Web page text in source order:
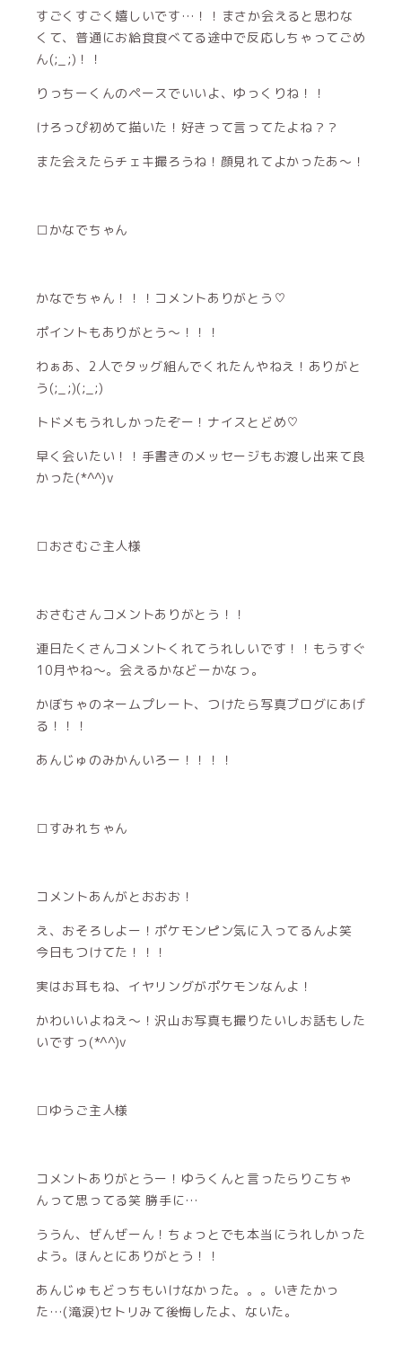
すごくすごく嬉しいです…！！まさか会えると思わな
くて、普通にお給食食べてる途中で反応しちゃってごめ
ん(;_;)！！
りっちーくんのペースでいいよ、ゆっくりね！！
けろっぴ初めて描いた！好きって言ってたよね？？
また会えたらチェキ撮ろうね！顔見れてよかったあ～！
□かなでちゃん
かなでちゃん！！！コメントありがとう♡
ポイントもありがとう～！！！
わぁあ、2人でタッグ組んでくれたんやねえ！ありがと
う(;_;)(;_;)
トドメもうれしかったぞー！ナイスとどめ♡
早く会いたい！！手書きのメッセージもお渡し出来て良
かった(*^^)v
□おさむご主人様
おさむさんコメントありがとう！！
連日たくさんコメントくれてうれしいです！！もうすぐ
10月やね～。会えるかなどーかなっ。
かぼちゃのネームプレート、つけたら写真ブログにあげ
る！！！
あんじゅのみかんいろー！！！！
□すみれちゃん
コメントあんがとおおお！
え、おそろしよー！ポケモンピン気に入ってるんよ笑
今日もつけてた！！！
実はお耳もね、イヤリングがポケモンなんよ！
かわいいよねえ～！沢山お写真も撮りたいしお話もした
いですっ(*^^)v
□ゆうご主人様
コメントありがとうー！ゆうくんと言ったらりこちゃ
んって思ってる笑 勝手に…
ううん、ぜんぜーん！ちょっとでも本当にうれしかった
よう。ほんとにありがとう！！
あんじゅもどっちもいけなかった。。。いきたかっ
た…(滝涙)セトリみて後悔したよ、ないた。